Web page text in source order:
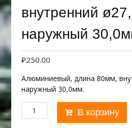
внутренний
наружный
₽250.00
Алюминиевый, длина 80мм,
наружный 30,0мм.
Количество
товара
В корзину